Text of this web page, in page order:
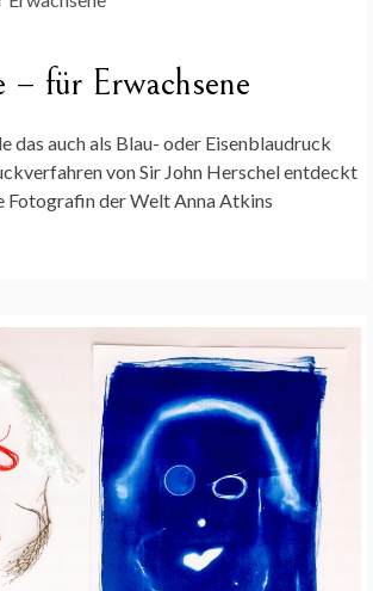
– für Erwachsene
das auch als Blau- oder Eisenblaudruck
von Sir John Herschel entdeckt
Fotografin der Welt Anna Atkins